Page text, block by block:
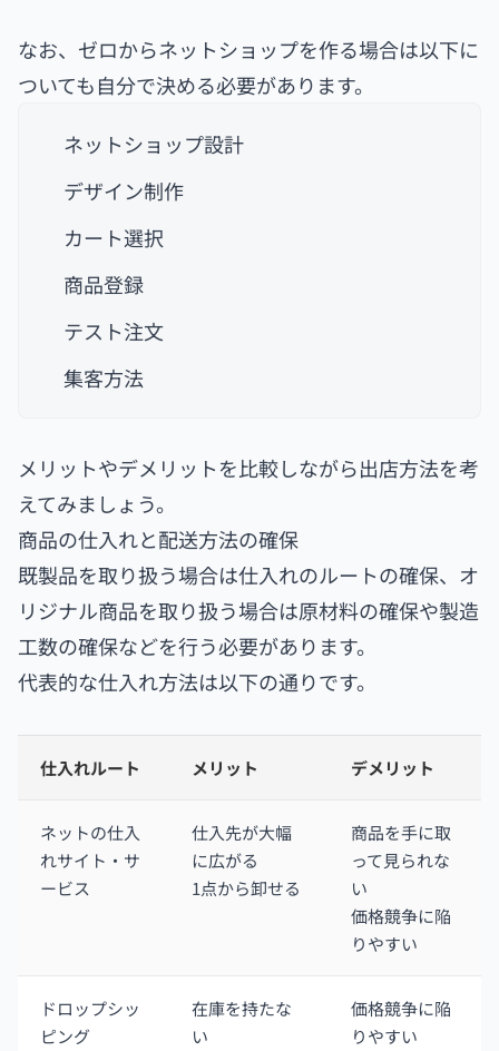
なお、ゼロからネットショップを作る場合は以下に
ついても自分で決める必要があります。
ネットショップ設計
デザイン制作
カート選択
商品登録
テスト注文
集客方法
メリットやデメリットを比較しながら出店方法を考
えてみましょう。
商品の仕入れと配送方法の確保
既製品を取り扱う場合は仕入れのルートの確保、オ
リジナル商品を取り扱う場合は原材料の確保や製造
工数の確保などを行う必要があります。
代表的な仕入れ方法は以下の通りです。
仕入れルート メリット デメリット
ネットの仕入
れサイト・サ
ービス
仕入先が大幅
に広がる
1点から卸せる
商品を手に取
って見られな
い
価格競争に陥
りやすい
ドロップシッ
ピング
在庫を持たな
い
価格競争に陥
りやすい